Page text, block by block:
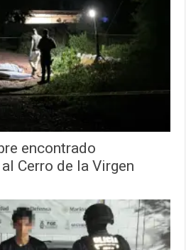
encontrado
Cerro de la Virgen